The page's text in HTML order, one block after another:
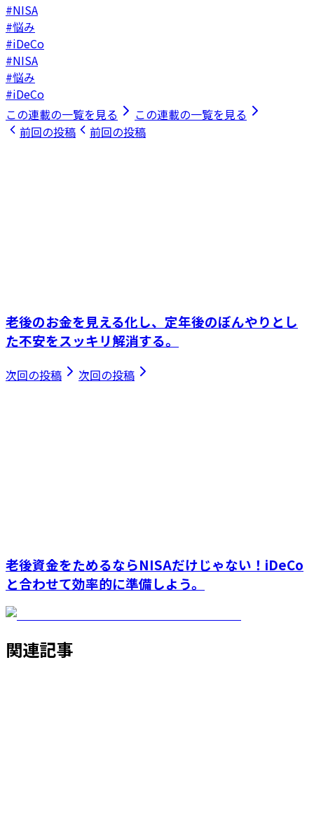
#NISA
#悩み
#iDeCo
#NISA
#悩み
#iDeCo
この連載の一覧を見る
この連載の一覧を見る
前回の投稿
前回の投稿
老後のお金を見える化し、定年後のぼんやりとし
た不安をスッキリ解消する。
次回の投稿 次回の投稿
老後資金をためるならNISAだけじゃない！iDeCo
と合わせて効率的に準備しよう。
関連記事